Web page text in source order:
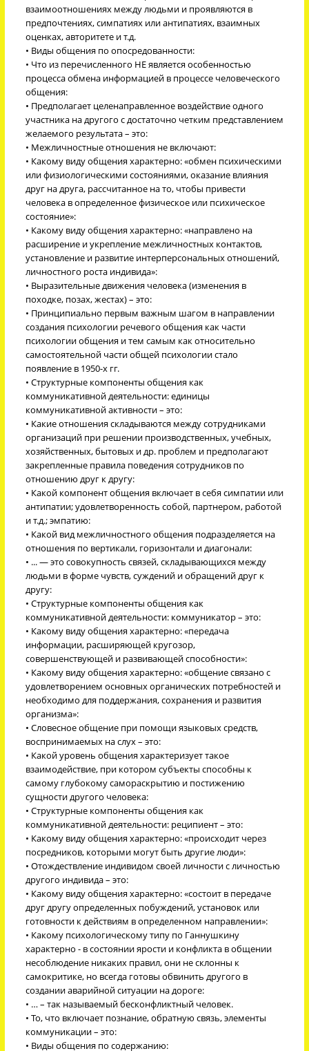
взаимоотношениях между людьми и проявляются в
предпочтениях, симпатиях или антипатиях, взаимных
оценках, авторитете и т.д.
• Виды общения по опосредованности:
• Что из перечисленного НЕ является особенностью
процесса обмена информацией в процессе человеческого
общения:
• Предполагает целенаправленное воздействие одного
участника на другого с достаточно четким представлением
желаемого результата – это:
• Межличностные отношения не включают:
• Какому виду общения характерно: «обмен психическими
или физиологическими состояниями, оказание влияния
друг на друга, рассчитанное на то, чтобы привести
человека в определенное физическое или психическое
состояние»:
• Какому виду общения характерно: «направлено на
расширение и укрепление межличностных контактов,
установление и развитие интерперсональных отношений,
личностного роста индивида»:
• Выразительные движения человека (изменения в
походке, позах, жестах) – это:
• Принципиально первым важным шагом в направлении
создания психологии речевого общения как части
психологии общения и тем самым как относительно
самостоятельной части общей психологии стало
появление в 1950-х гг.
• Структурные компоненты общения как
коммуникативной деятельности: единицы
коммуникативной активности – это:
• Какие отношения складываются между сотрудниками
организаций при решении производственных, учебных,
хозяйственных, бытовых и др. проблем и предполагают
закрепленные правила поведения сотрудников по
отношению друг к другу:
• Какой компонент общения включает в себя симпатии или
антипатии; удовлетворенность собой, партнером, работой
и т.д.; эмпатию:
• Какой вид межличностного общения подразделяется на
отношения по вертикали, горизонтали и диагонали:
• ... — это совокупность связей, складывающихся между
людьми в форме чувств, суждений и обращений друг к
другу:
• Структурные компоненты общения как
коммуникативной деятельности: коммуникатор – это:
• Какому виду общения характерно: «передача
информации, расширяющей кругозор,
совершенствующей и развивающей способности»:
• Какому виду общения характерно: «общение связано с
удовлетворением основных органических потребностей и
необходимо для поддержания, сохранения и развития
организма»:
• Словесное общение при помощи языковых средств,
воспринимаемых на слух – это:
• Какой уровень общения характеризует такое
взаимодействие, при котором субъекты способны к
самому глубокому самораскрытию и постижению
сущности другого человека:
• Структурные компоненты общения как
коммуникативной деятельности: реципиент – это:
• Какому виду общения характерно: «происходит через
посредников, которыми могут быть другие люди»:
• Отождествление индивидом своей личности с личностью
другого индивида – это:
• Какому виду общения характерно: «состоит в передаче
друг другу определенных побуждений, установок или
готовности к действиям в определенном направлении»:
• Какому психологическому типу по Ганнушкину
характерно - в состоянии ярости и конфликта в общении
несоблюдение никаких правил, они не склонны к
самокритике, но всегда готовы обвинить другого в
создании аварийной ситуации на дороге:
• … – так называемый бесконфликтный человек.
• То, что включает познание, обратную связь, элементы
коммуникации – это:
• Виды общения по содержанию: